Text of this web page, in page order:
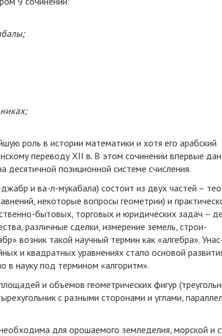
роль в ис­то­рии ма­те­ма­ти­ки и хо­тя его араб­ский
пе­ре­во­ду XII в. В этом со­чи­не­нии впер­вые
по­зи­ци­он­ной сис­те­ме счис­ле­ния.
и ва-л-му­ка­ба­ла) со­сто­ит из двух час­тей –
не­ко­то­рые во­про­сы гео­мет­рии) и
бы­то­вых, тор­го­вых и юри­ди­чес­ких за­дач –
раз­лич­ные сдел­ки, из­ме­ре­ние зе­мель, стро­и­
воз­ник та­кой на­уч­ный тер­мин как «ал­геб­ра».
и квад­рат­ных урав­не­ни­ях ста­ло ос­но­вой
в на­уку под тер­ми­ном «ал­го­ритм».
и объ­емов гео­мет­ри­чес­ких фи­гур
с раз­ны­ми сто­ро­на­ми и уг­ла­ми,
для оро­ша­е­мо­го зем­ле­де­лия, мор­ской и